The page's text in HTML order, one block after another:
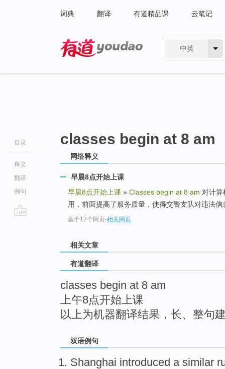
词典 翻译 有道精品课 云笔记
中英
目录
释义
翻译
例句
classes begin at 8 am
网络释义
早晨8点开始上课
早晨8点开始上课 » Classes begin at 8 am 对计
用，前面提高了服务质量，使得交警支队对违法
基于12个网页-相关网页
相关文章
有道翻译
classes begin at 8 am
上午8点开始上课
以上为机器翻译结果，长、整句
双语例句
Shanghai introduced a similar